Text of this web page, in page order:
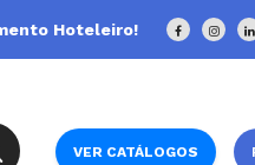
Hoteleiro!
VER CATÁLOGOS